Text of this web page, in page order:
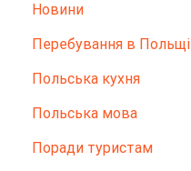
Новини
Перебування в Польщі
Польська кухня
Польська мова
Поради туристам